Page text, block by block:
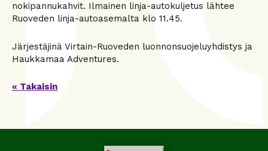
nokipannukahvit. Ilmainen linja-autokuljetus lähtee
Ruoveden linja-autoasemalta klo 11.45.
Järjestäjinä Virtain-Ruoveden luonnonsuojeluyhdistys ja
Haukkamaa Adventures.
« Takaisin